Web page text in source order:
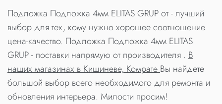
Подложка Подложка 4мм ELITAS GRUP от - лучший
выбор для тех, кому нужно хорошее соотношение
цена-качество. Подложка Подложка 4мм ELITAS
GRUP - поставки напрямую от производителя . В
наших магазинах в Кишиневе, КомратеВы найдете
большой выбор всего необходимого для ремонта и
обновления интерьера. Милости просим!